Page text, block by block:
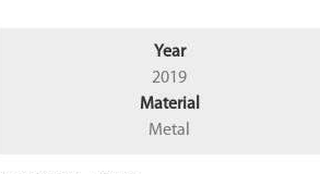
Year
2019
Material
Metal